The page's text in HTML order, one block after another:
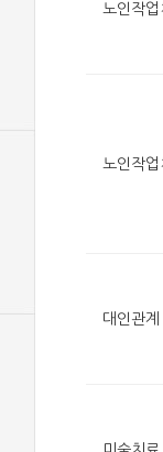
노인작업
노인작
대인관계